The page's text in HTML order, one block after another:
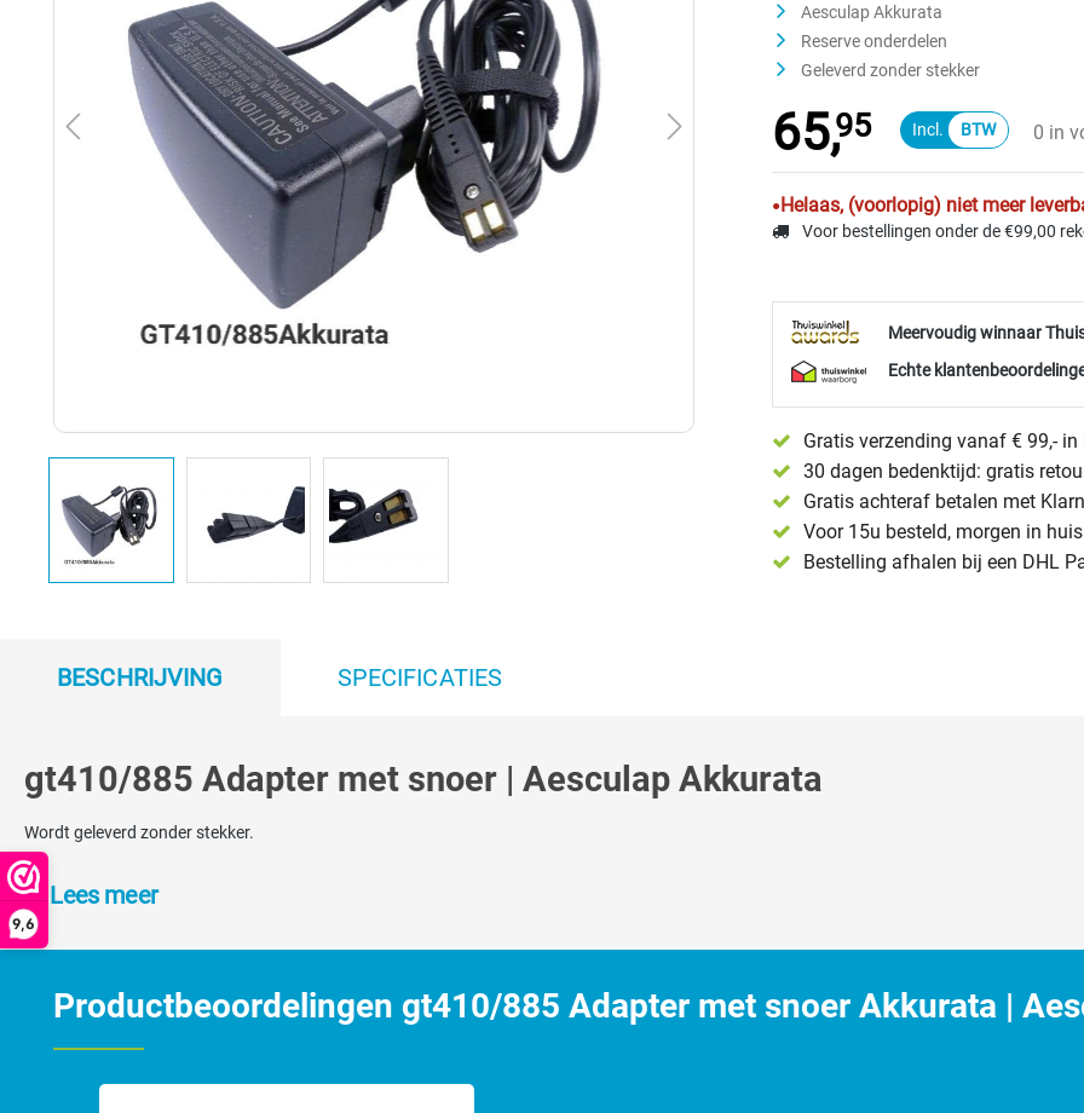
9,6
Aesculap Akkurata
Reserve onderdelen
Geleverd zonder stekker
65,95 0 in
Helaas, (voorlopig) niet meer
Voor bestellingen onder de €99,00
Meervoudig winnaar
Echte
Gratis verzending vanaf € 99,- in
30 dagen bedenktijd: gratis
Gratis achteraf betalen met
Voor 15u besteld, morgen in
Bestelling afhalen bij een DHL
BESCHRIJVING SPECIFICATIES
gt410/885 Adapter met snoer | Aesculap Akkurata
Wordt geleverd zonder stekker.
Lees meer
Productbeoordelingen gt410/885 Adapter met snoer Akkurata |